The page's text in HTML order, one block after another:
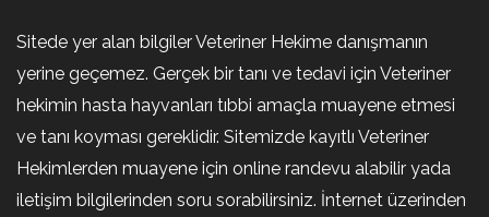
Sitede yer alan bilgiler Veteriner Hekime danışmanın
yerine geçemez. Gerçek bir tanı ve tedavi için Veteriner
hekimin hasta hayvanları tıbbi amaçla muayene etmesi
ve tanı koyması gereklidir. Sitemizde kayıtlı Veteriner
Hekimlerden muayene için online randevu alabilir yada
iletişim bilgilerinden soru sorabilirsiniz. İnternet üzerinden